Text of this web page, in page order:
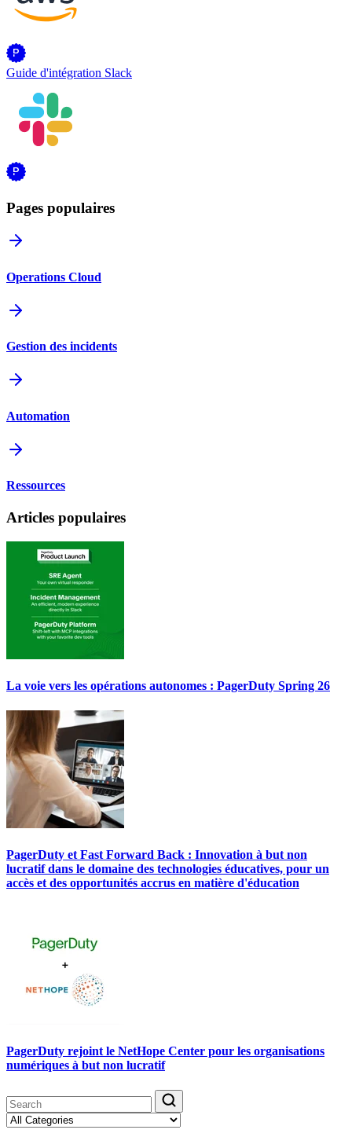
Guide d'intégration Slack
Pages populaires
Operations Cloud
Gestion des incidents
Automation
Ressources
Articles populaires
La voie vers les opérations autonomes : PagerDuty Spring 26
PagerDuty et Fast Forward Back : Innovation à but non
lucratif dans le domaine des technologies éducatives, pour un
accès et des opportunités accrus en matière d'éducation
PagerDuty rejoint le NetHope Center pour les organisations
numériques à but non lucratif